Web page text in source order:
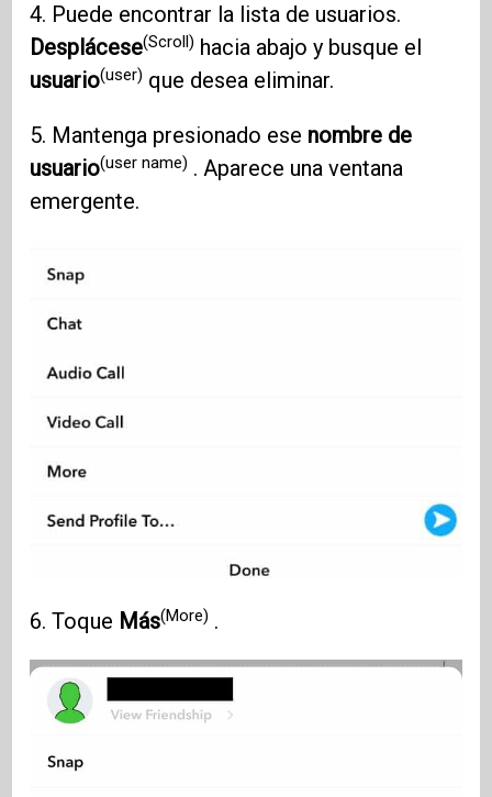
4. Puede encontrar la lista de usuarios.
Desplácese(Scroll) hacia abajo y busque el
usuario(user) que desea eliminar.
5. Mantenga presionado ese nombre de
usuario(user name) . Aparece una ventana
emergente.
6. Toque Más(More) .